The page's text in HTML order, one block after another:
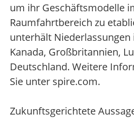
um ihr Geschäftsmodelle
Raumfahrtbereich zu
unterhält Niederlassungen
Kanada, Großbritannien,
Deutschland. Weitere
Sie unter spire.com.
Zukunftsgerichtete